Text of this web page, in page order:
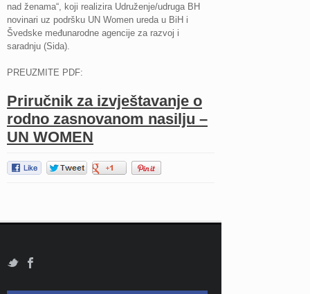
nad ženama“, koji realizira Udruženje/udruga BH
novinari uz podršku UN Women ureda u BiH i
Švedske međunarodne agencije za razvoj i
saradnju (Sida).
PREUZMITE PDF:
Priručnik za izvještavanje o
rodno zasnovanom nasilju –
UN WOMEN